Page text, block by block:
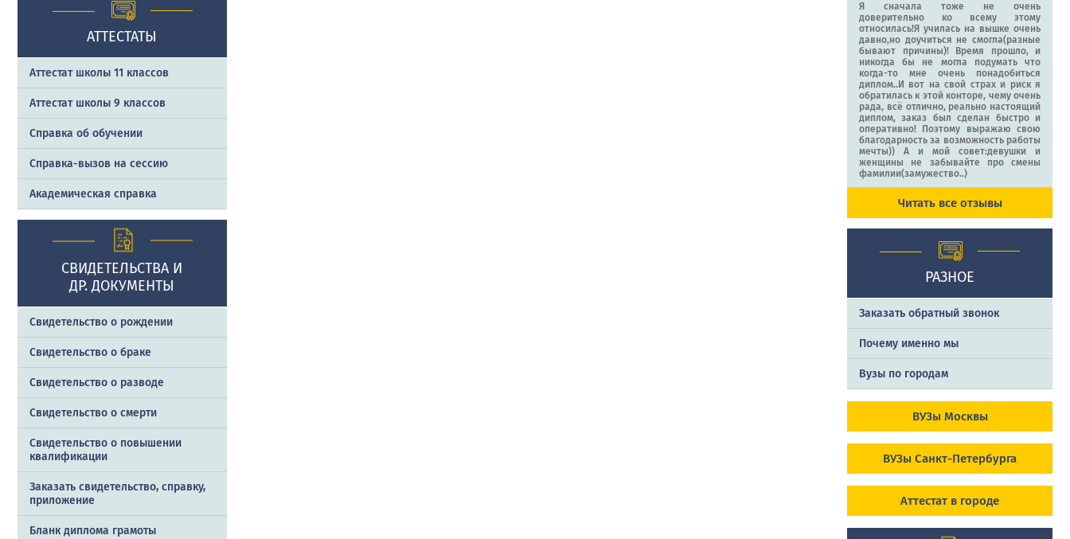
АТТЕСТАТЫ
Аттестат школы 11 классов
Аттестат школы 9 классов
Справка об обучении
Справка-вызов на сессию
Академическая справка
СВИДЕТЕЛЬСТВА И
ДР. ДОКУМЕНТЫ
Свидетельство о рождении
Свидетельство о браке
Свидетельство о разводе
Свидетельство о смерти
Свидетельство о повышении
квалификации
Заказать cвидетельство, справку,
приложение
Бланк диплома грамоты
Я сначала тоже не очень
доверительно ко всему этому
относилась!Я училась на вышке очень
давно,но доучиться не смогла(разные
бывают причины)! Время прошло, и
никогда бы не могла подумать что
когда-то мне очень понадобиться
диплом..И вот на свой страх и риск я
обратилась к этой конторе, чему очень
рада, всё отлично, реально настоящий
диплом, заказ был сделан быстро и
оперативно! Поэтому выражаю свою
благодарность за возможность работы
мечты)) А и мой совет:девушки и
женщины не забывайте про смены
фамилии(замужество..)
Читать все отзывы
РАЗНОЕ
Заказать обратный звонок
Почему именно мы
Вузы по городам
ВУЗы Москвы
ВУЗы Санкт-Петербурга
Аттестат в городе